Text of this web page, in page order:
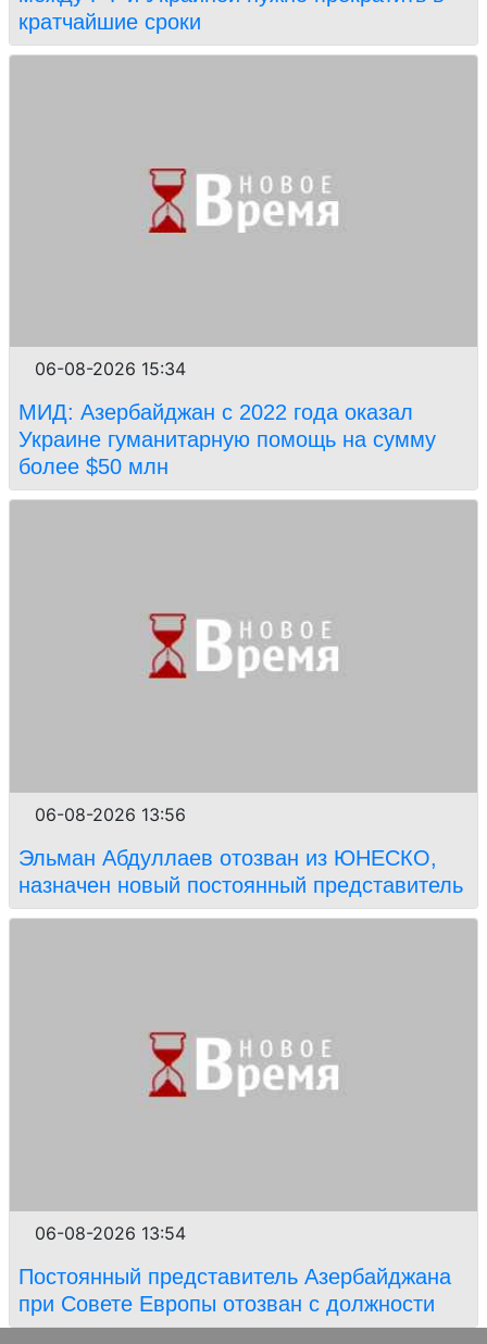
кратчайшие сроки
06-08-2026 15:34
МИД: Азербайджан с 2022 года оказал
Украине гуманитарную помощь на сумму
более $50 млн
06-08-2026 13:56
Эльман Абдуллаев отозван из ЮНЕСКО,
назначен новый постоянный представитель
06-08-2026 13:54
Постоянный представитель Азербайджана
при Совете Европы отозван с должности